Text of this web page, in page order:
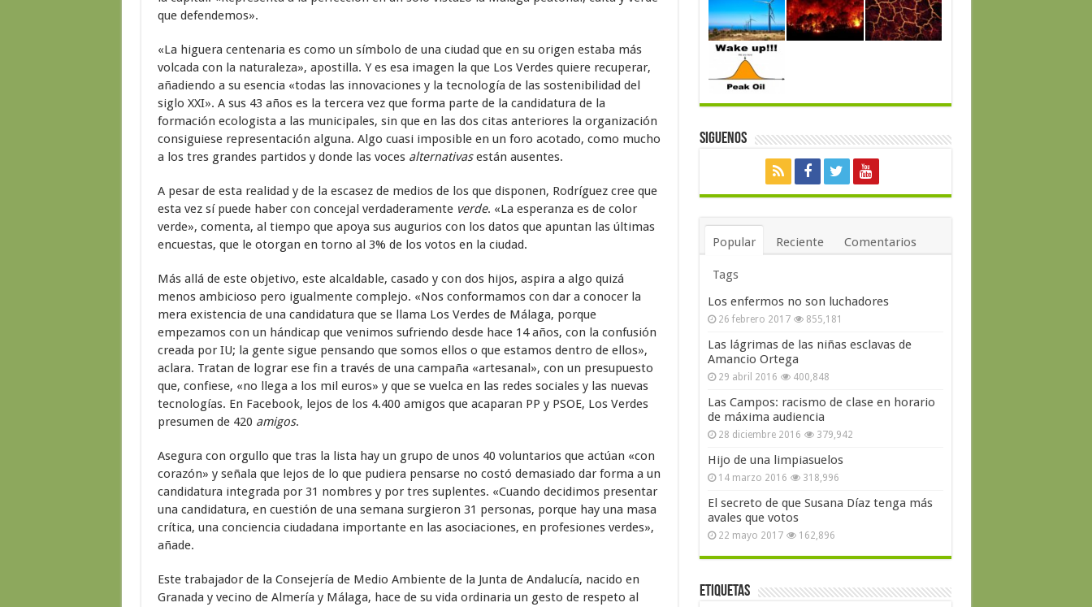
que defendemos».
«La higuera centenaria es como un símbolo de una ciudad que en su origen estaba más
volcada con la naturaleza», apostilla. Y es esa imagen la que Los Verdes quiere recuperar,
añadiendo a su esencia «todas las innovaciones y la tecnología de las sostenibilidad del
siglo XXI». A sus 43 años es la tercera vez que forma parte de la candidatura de la
formación ecologista a las municipales, sin que en las dos citas anteriores la organización
consiguiese representación alguna. Algo cuasi imposible en un foro acotado, como mucho
a los tres grandes partidos y donde las voces alternativasestán ausentes.
A pesar de esta realidad y de la escasez de medios de los que disponen, Rodríguez cree que
esta vez sí puede haber con concejal verdaderamente verde. «La esperanza es de color
verde», comenta, al tiempo que apoya sus augurios con los datos que apuntan las últimas
encuestas, que le otorgan en torno al 3% de los votos en la ciudad.
Más allá de este objetivo, este alcaldable, casado y con dos hijos, aspira a algo quizá
menos ambicioso pero igualmente complejo. «Nos conformamos con dar a conocer la
mera existencia de una candidatura que se llama Los Verdes de Málaga, porque
empezamos con un hándicap que venimos sufriendo desde hace 14 años, con la confusión
creada por IU; la gente sigue pensando que somos ellos o que estamos dentro de ellos»,
aclara. Tratan de lograr ese fin a través de una campaña «artesanal», con un presupuesto
que, confiese, «no llega a los mil euros» y que se vuelca en las redes sociales y las nuevas
tecnologías. En Facebook, lejos de los 4.400 amigos que acaparan PP y PSOE, Los Verdes
presumen de 420 amigos.
Asegura con orgullo que tras la lista hay un grupo de unos 40 voluntarios que actúan «con
corazón» y señala que lejos de lo que pudiera pensarse no costó demasiado dar forma a un
candidatura integrada por 31 nombres y por tres suplentes. «Cuando decidimos presentar
una candidatura, en cuestión de una semana surgieron 31 personas, porque hay una masa
crítica, una conciencia ciudadana importante en las asociaciones, en profesiones verdes»,
añade.
Este trabajador de la Consejería de Medio Ambiente de la Junta de Andalucía, nacido en
Granada y vecino de Almería y Málaga, hace de su vida ordinaria un gesto de respeto al
Siguenos
Popular Reciente Comentarios
Tags
Los enfermos no son luchadores
26 febrero 2017 855,181
Las lágrimas de las niñas esclavas de
Amancio Ortega
29 abril 2016 400,848
Las Campos: racismo de clase en horario
de máxima audiencia
28 diciembre 2016 379,942
Hijo de una limpiasuelos
14 marzo 2016 318,996
El secreto de que Susana Díaz tenga más
avales que votos
22 mayo 2017 162,896
Etiquetas